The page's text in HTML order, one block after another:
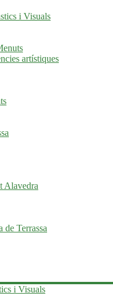
i Visuals
artístiques
Alavedra
de Terrassa
i Visuals